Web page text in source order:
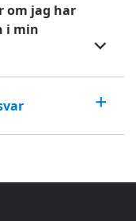
om jag har
i min